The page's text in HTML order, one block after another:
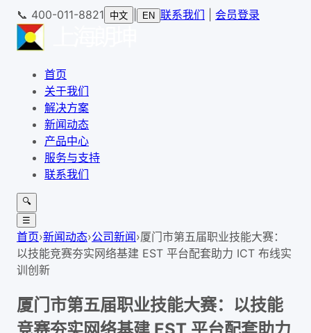
📞 400-011-8821 中文 EN 联系我们 会员登录
首页
关于我们
解决方案
新闻动态
产品中心
服务与支持
联系我们
🔍
☰
首页›新闻动态›公司新闻›厦门市第五届职业技能大赛：
以技能竞赛夯实网络基建 EST 平台配套助力 ICT 布线实
训创新
厦门市第五届职业技能大赛：以技能